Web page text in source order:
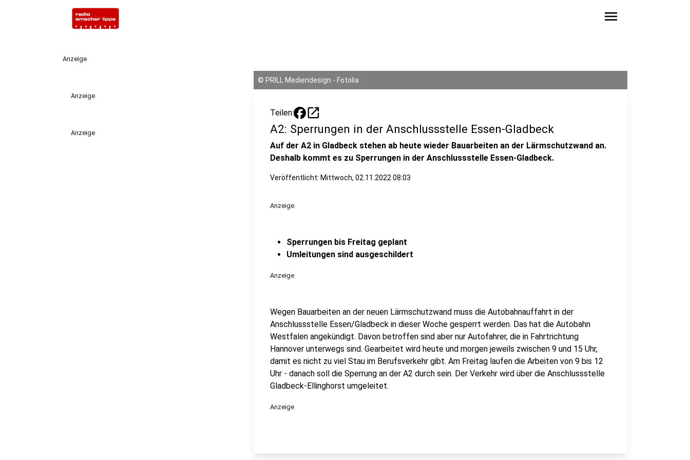
menu
Anzeige
Anzeige
Anzeige
© PRILL Mediendesign - Fotolia
Teilen: open_in_new
A2: Sperrungen in der Anschlussstelle Essen-Gladbeck
Auf der A2 in Gladbeck stehen ab heute wieder Bauarbeiten an der Lärmschutzwand an.
Deshalb kommt es zu Sperrungen in der Anschlussstelle Essen-Gladbeck.
Veröffentlicht: Mittwoch, 02.11.2022 08:03
Anzeige
Sperrungen bis Freitag geplant
Umleitungen sind ausgeschildert
Anzeige
Wegen Bauarbeiten an der neuen Lärmschutzwand muss die Autobahnauffahrt in der
Anschlussstelle Essen/Gladbeck in dieser Woche gesperrt werden. Das hat die Autobahn
Westfalen angekündigt. Davon betroffen sind aber nur Autofahrer, die in Fahrtrichtung
Hannover unterwegs sind. Gearbeitet wird heute und morgen jeweils zwischen 9 und 15 Uhr,
damit es nicht zu viel Stau im Berufsverkehr gibt. Am Freitag laufen die Arbeiten von 9 bis 12
Uhr - danach soll die Sperrung an der A2 durch sein. Der Verkehr wird über die Anschlussstelle
Gladbeck-Ellinghorst umgeleitet.
Anzeige